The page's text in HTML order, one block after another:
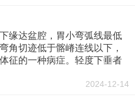
缘达盆腔，胃小弯弧线最低
角切迹低于髂嵴连线以下，
征的一种病症。轻度下垂者
2024-12-14